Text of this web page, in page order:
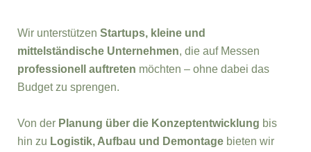
Wir unterstützen Startups, kleine und
mittelständische Unternehmen, die auf Messen
professionell auftreten möchten – ohne dabei das
Budget zu sprengen.
Von der Planung über die Konzeptentwicklung bis
hin zu Logistik, Aufbau und Demontage bieten wir